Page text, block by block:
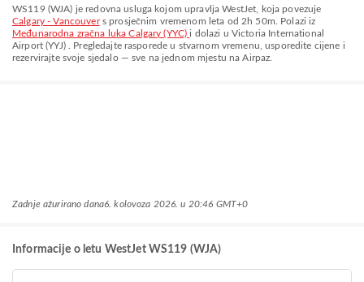
WS119(WJA) je redovna usluga kojom upravljaWestJet , koja povezuje
Calgary - Vancouvers prosječnim vremenom leta od 2h 50m . Polazi iz
Međunarodna zračna luka Calgary (YYC)i dolazi u Victoria International
Airport (YYJ)
. Pregledajte rasporede u stvarnom vremenu, usporedite cijene i
rezervirajte svoje sjedalo — sve na jednom mjestu na Airpaz.
Zadnje ažurirano dana6. kolovoza 2026. u 20:46 GMT+0
Informacije o letu WestJet WS119 (WJA)